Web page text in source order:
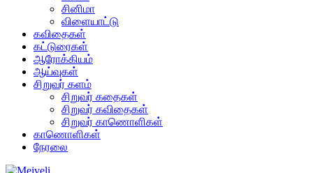
சினிமா
விளையாட்டு
கவிதைகள்
கட்டுரைகள்
ஆரோக்கியம்
ஆய்வுகள்
சிறுவர் களம்
சிறுவர் கதைகள்
சிறுவர் கவிதைகள்
சிறுவர் காணொளிகள்
காணொளிகள்
நேரலை